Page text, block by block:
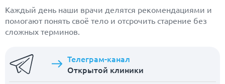
Каждый день наши врачи делятся рекомендациями и
помогают понять своё тело и отсрочить старение без
сложных терминов.
Телеграм-канал
Открытой клиники